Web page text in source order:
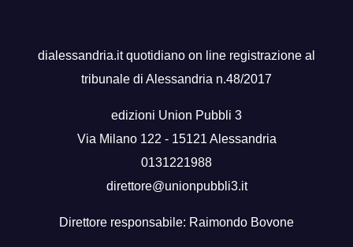
dialessandria.it quotidiano on line registrazione al
tribunale di Alessandria n.48/2017
edizioni Union Pubbli 3
Via Milano 122 - 15121 Alessandria
0131221988
direttore@unionpubbli3.it
Direttore responsabile: Raimondo Bovone